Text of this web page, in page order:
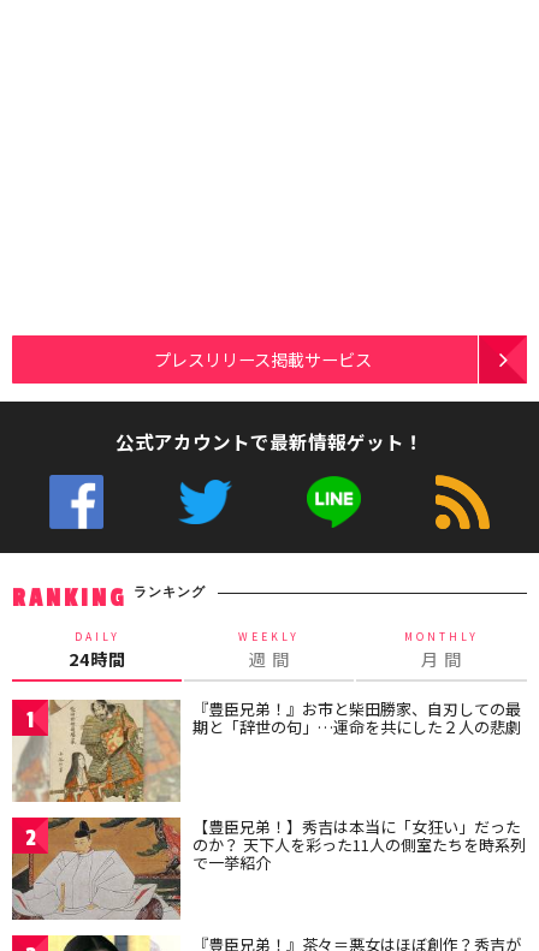
プレスリリース掲載サービス
公式アカウントで最新情報ゲット！
RANKING ランキング
DAILY
24時間
WEEKLY
週 間
MONTHLY
月 間
1 『豊臣兄弟！』お市と柴田勝家、自刃しての最
期と「辞世の句」…運命を共にした２人の悲劇
2 【豊臣兄弟！】秀吉は本当に「女狂い」だった
のか？ 天下人を彩った11人の側室たちを時系列
で一挙紹介
『豊臣兄弟！』茶々＝悪女はほぼ創作？秀吉が